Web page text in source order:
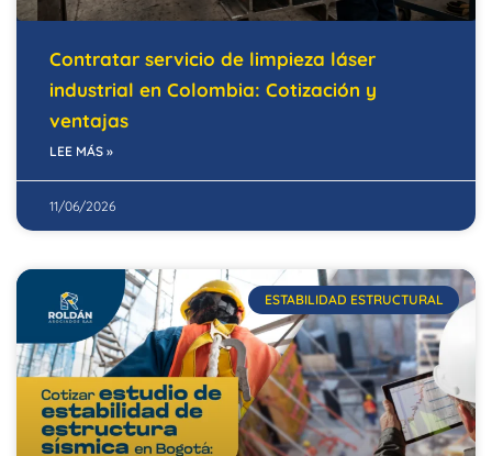
Contratar servicio de limpieza láser
industrial en Colombia: Cotización y
ventajas
LEE MÁS »
11/06/2026
ESTABILIDAD ESTRUCTURAL